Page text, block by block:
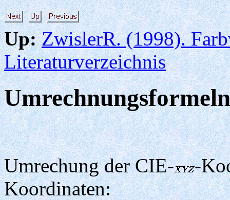
Up: ZwislerR. (1998).
Literaturverzeichnis
Umrechnungsformeln
Umrechung der CIE-
-
Koordinaten: